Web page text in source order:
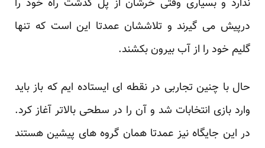
ندارد و بسیاری وقتی خرشان از پل گذشت راه خود را
‏درپیش می گیرند و تلاششان عمدتا این است که تنها
گلیم خود را از آب بیرون بکشند.‏
حال با چنین تجاربی در نقطه ای ایستاده ایم که باز باید
وارد بازی انتخابات شد و آن را در سطحی بالاتر آغاز ‏کرد.
در این جایگاه نیز عمدتا همان گروه های پیشین هستند